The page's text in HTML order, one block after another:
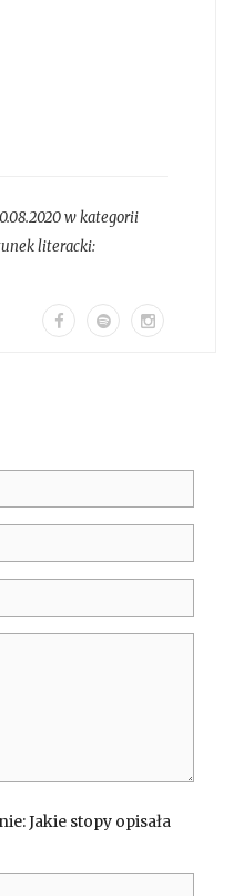
w kategorii
literacki:
Jakie stopy opisała